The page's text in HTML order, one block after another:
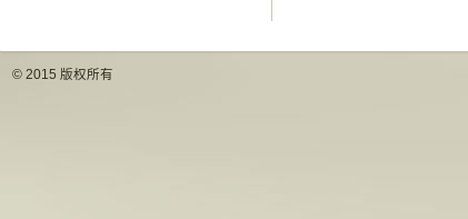
© 2015 版权所有